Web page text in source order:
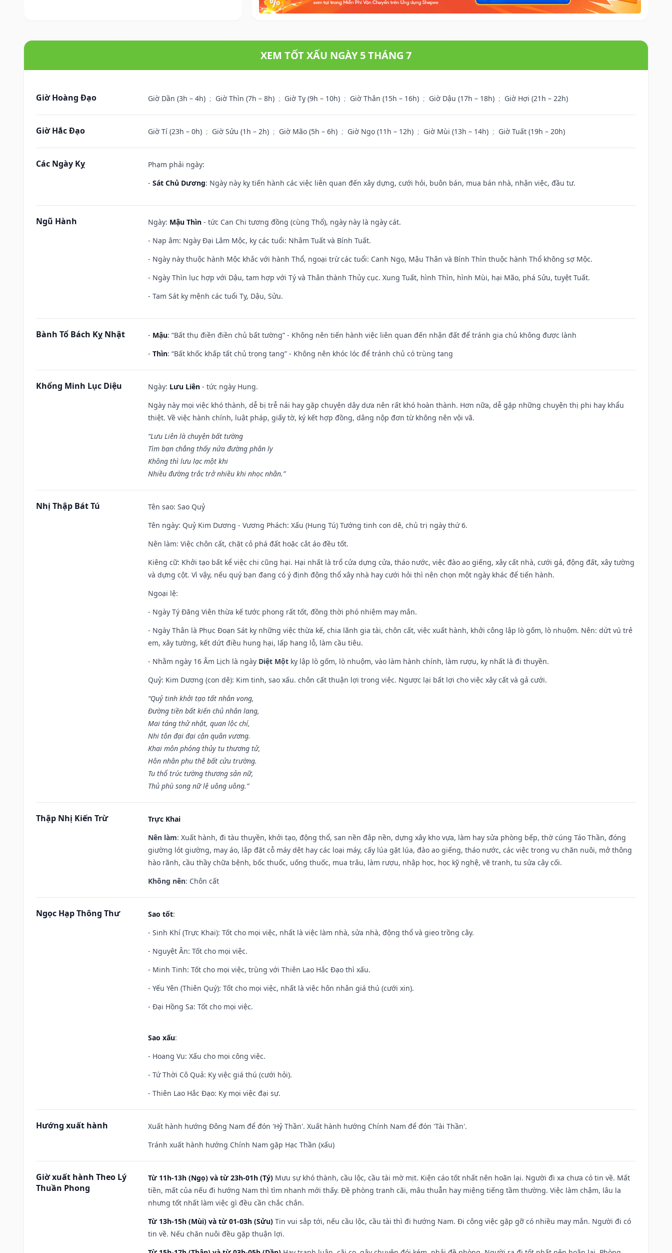
XEM TỐT XẤU NGÀY 5 THÁNG 7
Giờ Hoàng Đạo Giờ Dần (3h – 4h) ; Giờ Thìn (7h – 8h) ; Giờ Tỵ (9h – 10h) ; Giờ Thân (15h – 16h) ; Giờ Dậu (17h – 18h) ; Giờ Hợi (21h – 22h)
Giờ Hắc Đạo Giờ Tí (23h – 0h) ; Giờ Sửu (1h – 2h) ; Giờ Mão (5h – 6h) ; Giờ Ngọ (11h – 12h) ; Giờ Mùi (13h – 14h) ; Giờ Tuất (19h – 20h)
Các Ngày Kỵ
Phạm phải ngày:
- Sát Chủ Dương: Ngày này kỵ tiến hành các việc liên quan đến xây dựng, cưới hỏi, buôn bán, mua bán nhà, nhận việc, đầu tư.
Ngũ Hành Ngày: Mậu Thìn - tức Can Chi tương đồng (cùng Thổ), ngày này là ngày cát.
- Nạp âm: Ngày Đại Lâm Mộc, kỵ các tuổi: Nhâm Tuất và Bính Tuất.
- Ngày này thuộc hành Mộc khắc với hành Thổ, ngoại trừ các tuổi: Canh Ngọ, Mậu Thân và Bính Thìn thuộc hành Thổ không sợ Mộc.
- Ngày Thìn lục hợp với Dậu, tam hợp với Tý và Thân thành Thủy cục. Xung Tuất, hình Thìn, hình Mùi, hại Mão, phá Sửu, tuyệt Tuất.
- Tam Sát kỵ mệnh các tuổi Tỵ, Dậu, Sửu.
Bành Tổ Bách Kỵ Nhật - Mậu: “Bất thụ điền điền chủ bất tường” - Không nên tiến hành việc liên quan đến nhận đất để tránh gia chủ không được lành
- Thìn: “Bất khốc khấp tất chủ trọng tang” - Không nên khóc lóc để tránh chủ có trùng tang
Khổng Minh Lục Diệu Ngày: Lưu Liên - tức ngày Hung.
Ngày này mọi việc khó thành, dễ bị trễ nải hay gặp chuyện dây dưa nên rất khó hoàn thành. Hơn nữa, dễ gặp những chuyện thị phi hay khẩu
thiệt. Về việc hành chính, luật pháp, giấy tờ, ký kết hợp đồng, dâng nộp đơn từ không nên vội vã.
“Lưu Liên là chuyện bất tường
Tìm bạn chẳng thấy nửa đường phân ly
Không thì lưu lạc một khi
Nhiều đường trắc trở nhiều khi nhọc nhằn.”
Nhị Thập Bát Tú Tên sao: Sao Quỷ
Tên ngày: Quỷ Kim Dương - Vương Phách: Xấu (Hung Tú) Tướng tinh con dê, chủ trị ngày thứ 6.
Nên làm: Việc chôn cất, chặt cỏ phá đất hoặc cắt áo đều tốt.
Kiêng cữ: Khởi tạo bất kể việc chi cũng hại. Hại nhất là trổ cửa dựng cửa, tháo nước, việc đào ao giếng, xây cất nhà, cưới gả, động đất, xây tường
và dựng cột. Vì vậy, nếu quý bạn đang có ý định động thổ xây nhà hay cưới hỏi thì nên chọn một ngày khác để tiến hành.
Ngoại lệ:
- Ngày Tý Đăng Viên thừa kế tước phong rất tốt, đồng thời phó nhiệm may mắn.
- Ngày Thân là Phục Đoạn Sát kỵ những việc thừa kế, chia lãnh gia tài, chôn cất, việc xuất hành, khởi công lập lò gốm, lò nhuộm. Nên: dứt vú trẻ
em, xây tường, kết dứt điều hung hại, lấp hang lỗ, làm cầu tiêu.
- Nhằm ngày 16 Âm Lịch là ngày Diệt Một kỵ lập lò gốm, lò nhuộm, vào làm hành chính, làm rượu, kỵ nhất là đi thuyền.
Quỷ: Kim Dương (con dê): Kim tinh, sao xấu. chôn cất thuận lợi trong việc. Ngược lại bất lợi cho việc xây cất và gả cưới.
“Quỷ tinh khởi tạo tất nhân vong,
Đường tiền bất kiến chủ nhân lang,
Mai táng thử nhật, quan lộc chí,
Nhi tôn đại đại cận quân vương.
Khai môn phóng thủy tu thương tử,
Hôn nhân phu thê bất cửu trường.
Tu thổ trúc tường thương sản nữ,
Thủ phù song nữ lệ uông uông.”
Thập Nhị Kiến Trừ
Trực Khai
Nên làm: Xuất hành, đi tàu thuyền, khởi tạo, động thổ, san nền đắp nền, dựng xây kho vựa, làm hay sửa phòng bếp, thờ cúng Táo Thần, đóng
giường lót giường, may áo, lắp đặt cỗ máy dệt hay các loại máy, cấy lúa gặt lúa, đào ao giếng, tháo nước, các việc trong vụ chăn nuôi, mở thông
hào rãnh, cầu thầy chữa bệnh, bốc thuốc, uống thuốc, mua trâu, làm rượu, nhập học, học kỹ nghệ, vẽ tranh, tu sửa cây cối.
Không nên: Chôn cất
Ngọc Hạp Thông Thư Sao tốt:
- Sinh Khí (Trực Khai): Tốt cho mọi việc, nhất là việc làm nhà, sửa nhà, động thổ và gieo trồng cây.
- Nguyệt Ân: Tốt cho mọi việc.
- Minh Tinh: Tốt cho mọi việc, trùng với Thiên Lao Hắc Đạo thì xấu.
- Yếu Yên (Thiên Quý): Tốt cho mọi việc, nhất là việc hôn nhân giá thú (cưới xin).
- Đại Hồng Sa: Tốt cho mọi việc.
Sao xấu:
- Hoang Vu: Xấu cho mọi công việc.
- Tứ Thời Cô Quả: Kỵ việc giá thú (cưới hỏi).
- Thiên Lao Hắc Đạo: Kỵ mọi việc đại sự.
Hướng xuất hành
Xuất hành hướng Đông Nam để đón 'Hỷ Thần'. Xuất hành hướng Chính Nam để đón 'Tài Thần'.
Tránh xuất hành hướng Chính Nam gặp Hạc Thần (xấu)
Giờ xuất hành Theo Lý
Thuần Phong
Từ 11h-13h (Ngọ) và từ 23h-01h (Tý) Mưu sự khó thành, cầu lộc, cầu tài mờ mịt. Kiện cáo tốt nhất nên hoãn lại. Người đi xa chưa có tin về. Mất
tiền, mất của nếu đi hướng Nam thì tìm nhanh mới thấy. Đề phòng tranh cãi, mâu thuẫn hay miệng tiếng tầm thường. Việc làm chậm, lâu la
nhưng tốt nhất làm việc gì đều cần chắc chắn.
Từ 13h-15h (Mùi) và từ 01-03h (Sửu) Tin vui sắp tới, nếu cầu lộc, cầu tài thì đi hướng Nam. Đi công việc gặp gỡ có nhiều may mắn. Người đi có
tin về. Nếu chăn nuôi đều gặp thuận lợi.